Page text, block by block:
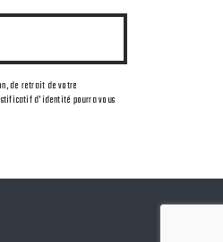
de retrait de votre
d'identité pourra vous